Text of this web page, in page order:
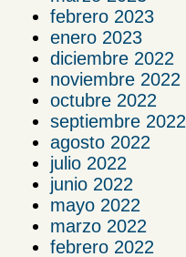
febrero 2023
enero 2023
diciembre 2022
noviembre 2022
octubre 2022
septiembre 2022
agosto 2022
julio 2022
junio 2022
mayo 2022
marzo 2022
febrero 2022